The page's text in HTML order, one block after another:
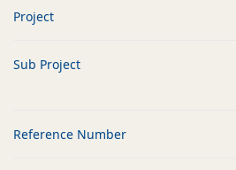
Project
Sub Project
Reference Number